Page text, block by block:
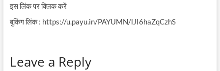
इस लिंक पर क्लिक करें
बुकिंग लिंक : https://u.payu.in/PAYUMN/lJI6haZqCzhS
Leave a Reply